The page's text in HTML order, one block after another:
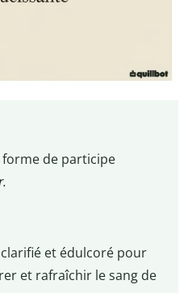
de participe
et édulcoré pour
et rafraîchir le sang de